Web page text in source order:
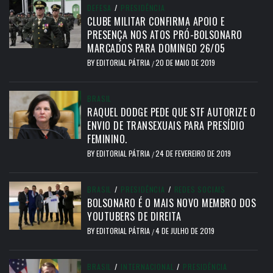
DEFESA / PRESIDÊNCIA
CLUBE MILITAR CONFIRMA APOIO E
PRESENÇA NOS ATOS PRÓ-BOLSONARO
MARCADOS PARA DOMINGO 26/05
BYEDITORIAL PÁTRIA /20 DE MAIO DE 2019
BRASIL
RAQUEL DODGE PEDE QUE STF AUTORIZE O
ENVIO DE TRANSEXUAIS PARA PRESÍDIO
FEMININO.
BYEDITORIAL PÁTRIA /24 DE FEVEREIRO DE 2019
BRASIL / PRESIDÊNCIA / REDES SOCIAIS
BOLSONARO É O MAIS NOVO MEMBRO DOS
YOUTUBERS DE DIREITA
BYEDITORIAL PÁTRIA /4 DE JULHO DE 2019
BRASIL / INTERNACIONAL / PRESIDÊNCIA